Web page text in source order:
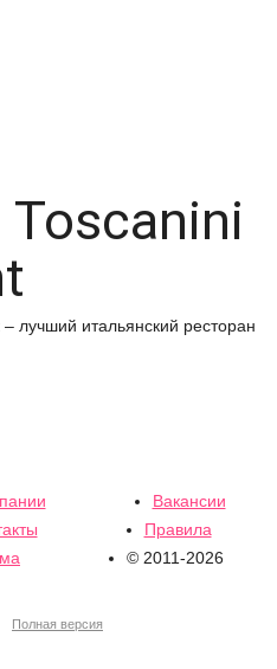
Toscanini
лучший итальянский ресторан
Вакансии
Правила
© 2011-2026
Полная версия